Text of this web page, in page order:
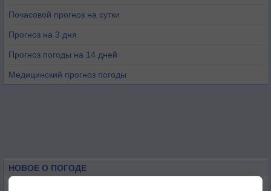
Почасовой прогноз на сутки
Прогноз на 3 дня
Прогноз погоды на 14 дней
Медицинский прогноз погоды
НОВОЕ О ПОГОДЕ